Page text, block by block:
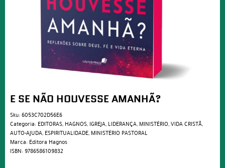
E SE NÃO HOUVESSE AMANHÃ?
Sku: 6053C702D56E6
Categoria: EDITORAS, HAGNOS, IGREJA, LIDERANÇA, MINISTÉRIO,VIDA CRISTÃ,
AUTO-AJUDA, ESPIRITUALIDADE, MINISTÉRIO PASTORAL
Marca: Editora Hagnos
ISBN: 9786586109832